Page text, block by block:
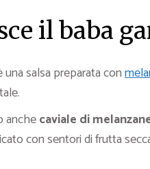
il baba
una salsa preparata con
anchecaviale di
con sentori di frutta